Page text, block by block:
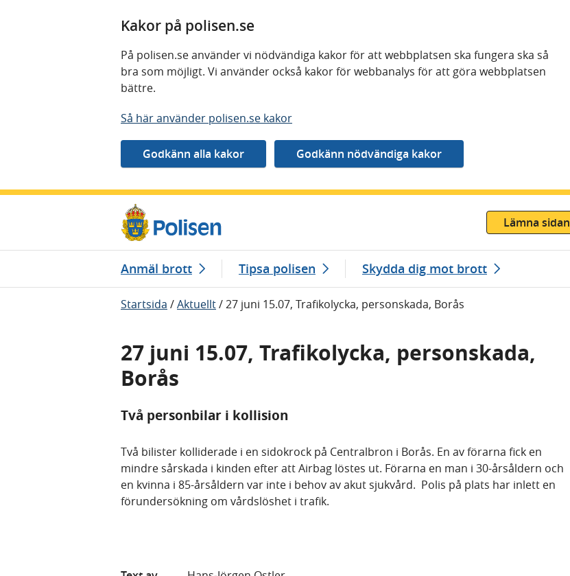
Kakor på polisen.se
På polisen.se använder vi nödvändiga kakor för att webbplatsen ska fungera ska så
bra som möjligt. Vi använder också kakor för webbanalys för att göra webbplatsen
bättre.
Så här använder polisen.se kakor
Lämna sidan
Anmäl brott Tipsa polisen Skydda dig mot brott
Startsida /Aktuellt/27 juni 15.07, Trafikolycka, personskada, Borås
27 juni 15.07, Trafikolycka, personskada,
Borås
Två personbilar i kollision
Två bilister kolliderade i en sidokrock på Centralbron i Borås. En av förarna fick en
mindre sårskada i kinden efter att Airbag löstes ut. Förarna en man i 30-årsåldern och
en kvinna i 85-årsåldern var inte i behov av akut sjukvård. Polis på plats har inlett en
förundersökning om vårdslöshet i trafik.